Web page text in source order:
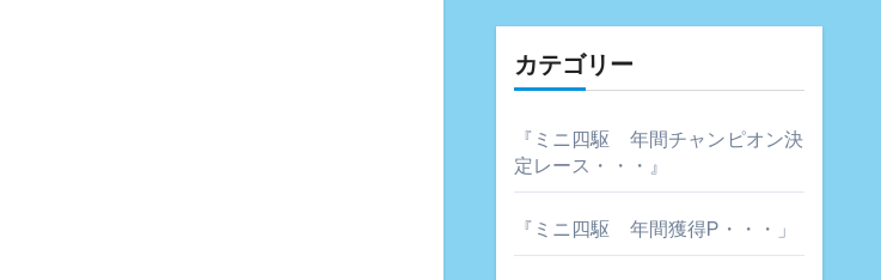
カテゴリー
『ミニ四駆 年間チャンピオン決
定レース・・・』
『ミニ四駆 年間獲得P・・・」